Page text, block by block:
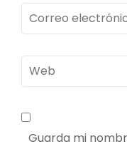
Correo
electrónico*
Web
Guarda mi